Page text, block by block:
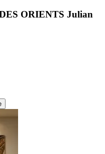
ORIENTS Julian